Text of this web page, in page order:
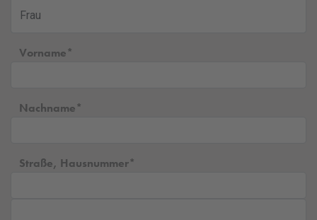
Vorname
Nachname
Straße, Hausnummer